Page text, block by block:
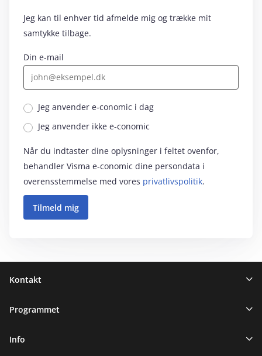
Jeg kan til enhver tid afmelde mig og trække mit
samtykke tilbage.
Din e-mail
Jeg anvender e‑conomic i dag
Jeg anvender ikke e‑conomic
Når du indtaster dine oplysninger i feltet ovenfor,
behandler Visma e‑conomic dine persondata i
overensstemmelse med vores privatlivspolitik.
Sidefod
Kontakt
Programmet
Info